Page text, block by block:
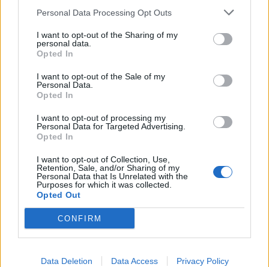
Personal Data Processing Opt Outs
I want to opt-out of the Sharing of my
personal data.
Opted In
I want to opt-out of the Sale of my
Personal Data.
Opted In
I want to opt-out of processing my
Personal Data for Targeted Advertising.
Opted In
I want to opt-out of Collection, Use,
Retention, Sale, and/or Sharing of my
Personal Data that Is Unrelated with the
Purposes for which it was collected.
Opted Out
CONFIRM
Data Deletion Data Access Privacy Policy
AKTUALITĀTES
“Tutas lietu” veidotāji radījuši jaunu šovu bērniem “Īkšķi
tīkšķi” par dienām un nedienām internetā